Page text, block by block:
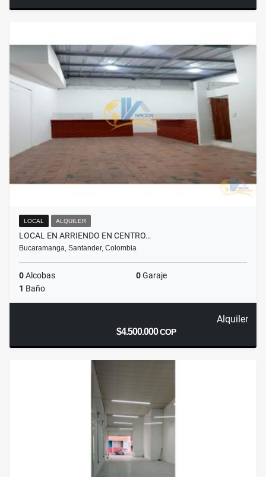
LOCAL ALQUILER
LOCAL EN ARRIENDO EN CENTRO…
Bucaramanga, Santander, Colombia
0Alcobas 0Garaje
1 Baño
Alquiler
$4.500.000COP